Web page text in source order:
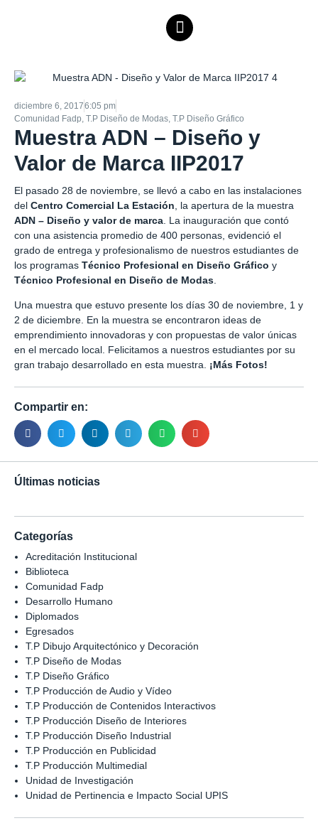
diciembre 6, 20176:05 pm
Comunidad Fadp T.P Diseño de Modas T.P Diseño Gráfico
Muestra ADN – Diseño y
Valor de Marca IIP2017
El pasado 28 de noviembre, se llevó a cabo en las instalaciones
del Centro Comercial La Estación , la apertura de la muestra
ADN – Diseño y valor de marca . La inauguración que contó
con una asistencia promedio de 400 personas, evidenció el
grado de entrega y profesionalismo de nuestros estudiantes de
los programas Técnico Profesional en Diseño Gráfico y
Técnico Profesional en Diseño de Modas
Una muestra que estuvo presente los días 30 de noviembre, 1 y
2 de diciembre. En la muestra se encontraron ideas de
emprendimiento innovadoras y con propuestas de valor únicas
en el mercado local. Felicitamos a nuestros estudiantes por su
gran trabajo desarrollado en esta muestra. ¡Más Fotos!
Compartir en:
Últimas noticias
Categorías
Acreditación Institucional
Biblioteca
Comunidad Fadp
Desarrollo Humano
Diplomados
Egresados
T.P Dibujo Arquitectónico y Decoración
T.P Diseño de Modas
T.P Diseño Gráfico
T.P Producción de Audio y Vídeo
T.P Producción de Contenidos Interactivos
T.P Producción Diseño de Interiores
T.P Producción Diseño Industrial
T.P Producción en Publicidad
T.P Producción Multimedial
Unidad de Investigación
Unidad de Pertinencia e Impacto Social UPIS